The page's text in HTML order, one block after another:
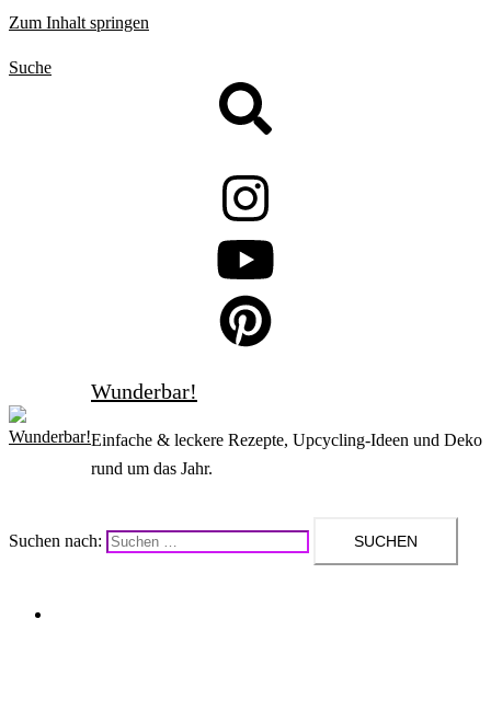
Zum Inhalt springen
Suche
Wunderbar!
Einfache & leckere Rezepte, Upcycling-Ideen und Deko
rund um das Jahr.
Suchen nach: